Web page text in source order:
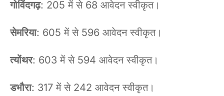
गोविंदगढ़: 205 में से 68 आवेदन स्वीकृत।
सेमरिया: 605 में से 596 आवेदन स्वीकृत।
त्योंथर: 603 में से 594 आवेदन स्वीकृत।
डभौरा: 317 में से 242 आवेदन स्वीकृत।